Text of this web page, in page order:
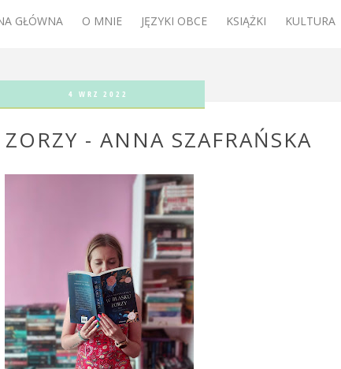
GŁÓWNA O MNIE JĘZYKI OBCE KSIĄŻKI KULTURA
4 WRZ 2022
- ANNA SZAFRAŃSKA